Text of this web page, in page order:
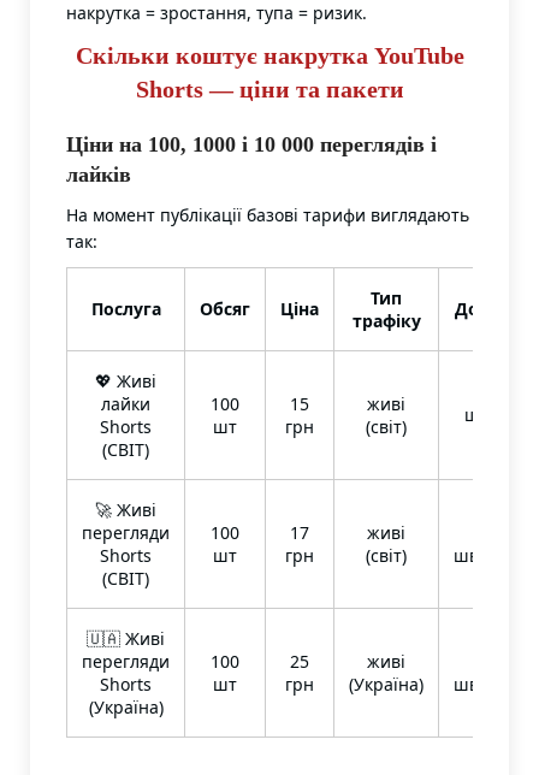
накрутка = зростання, тупа = ризик.
Скільки коштує накрутка YouTube
Shorts — ціни та пакети
Ціни на 100, 1000 і 10 000 переглядів і
лайків
На момент публікації базові тарифи виглядають
так:
Послуга Обсяг Ціна
Тип
трафіку
Доставка
💖 Живі
лайки
Shorts
(СВІТ)
100
шт
15
грн
живі
(світ)
швидка
🚀 Живі
перегляди
Shorts
(СВІТ)
100
шт
17
грн
живі
(світ)
швидкість
🇺🇦 Живі
перегляди
Shorts
(Україна)
100
шт
25
грн
живі
(Україна)
швидкість